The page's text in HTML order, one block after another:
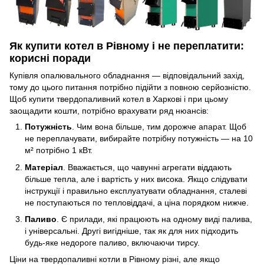
Як купити котел в Рівному і не переплатити:
корисні поради
Купівля опалювального обладнання — відповідальний захід,
тому до цього питання потрібно підійти з повною серйозністю.
Щоб купити твердопаливний котел в Харкові і при цьому
заощадити кошти, потрібно врахувати ряд нюансів:
Потужність . Чим вона більше, тим дорожче апарат. Щоб
не переплачувати, вибирайте потрібну потужність — на 10
м² потрібно 1 кВт.
Матеріал . Вважається, що чавунні агрегати віддають
більше тепла, але і вартість у них висока. Якщо слідувати
інструкції і правильно експлуатувати обладнання, сталеві
не поступаються по тепловіддачі, а ціна порядком нижче.
Паливо . Є прилади, які працюють на одному виді палива,
і універсальні. Другі вигідніше, так як для них підходить
будь-яке недороге паливо, включаючи тирсу.
Ціни на твердопаливні котли в Рівному різні, але якщо